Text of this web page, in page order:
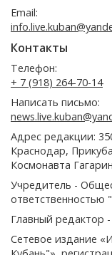
Email:
Контакты
Телефон:
+ 7 (918) 264-70-14
Написать письмо:
Адрес редакции:
Краснодар,
Космонавта
Учредитель -
ответственностью
Главный редактор
Сетевое издание